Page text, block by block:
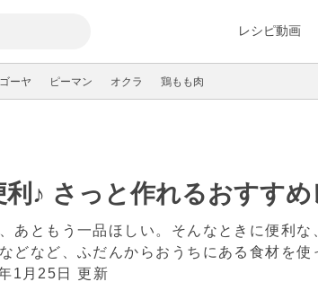
レシピ動画
ゴーヤ ピーマン オクラ 鶏もも肉
♪ さっと作れるおすす
あともう一品ほしい。そんなときに便利
どなど、ふだんからおうちにある食材を
1月25日 更新